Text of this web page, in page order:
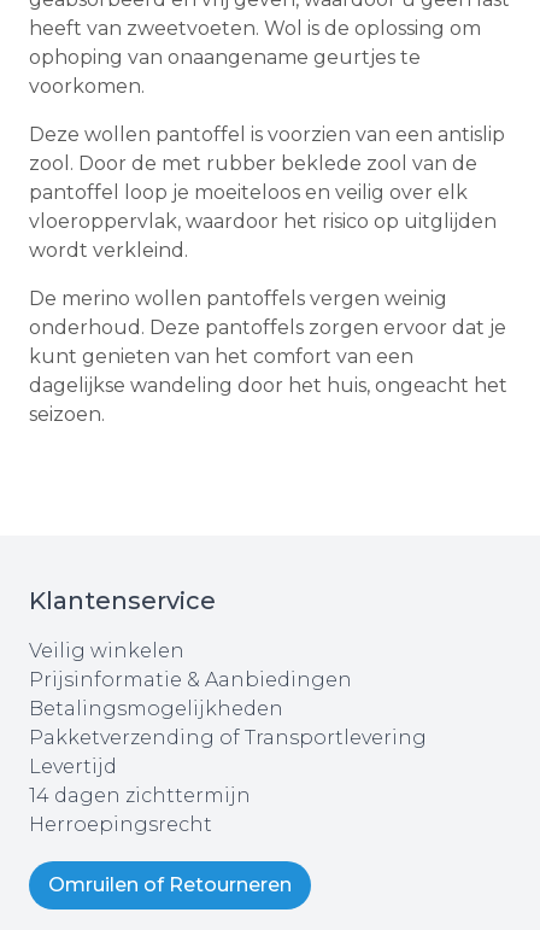
heeft van zweetvoeten. Wol is de oplossing om
ophoping van onaangename geurtjes te
voorkomen.
Deze wollen pantoffel is voorzien van een antislip
zool. Door de met rubber beklede zool van de
pantoffel loop je moeiteloos en veilig over elk
vloeroppervlak, waardoor het risico op uitglijden
wordt verkleind.
De merino wollen pantoffels vergen weinig
onderhoud. Deze pantoffels zorgen ervoor dat je
kunt genieten van het comfort van een
dagelijkse wandeling door het huis, ongeacht het
seizoen.
Klantenservice
Veilig winkelen
Prijsinformatie & Aanbiedingen
Betalingsmogelijkheden
Pakketverzending of Transportlevering
Levertijd
14 dagen zichttermijn
Herroepingsrecht
Omruilen of Retourneren